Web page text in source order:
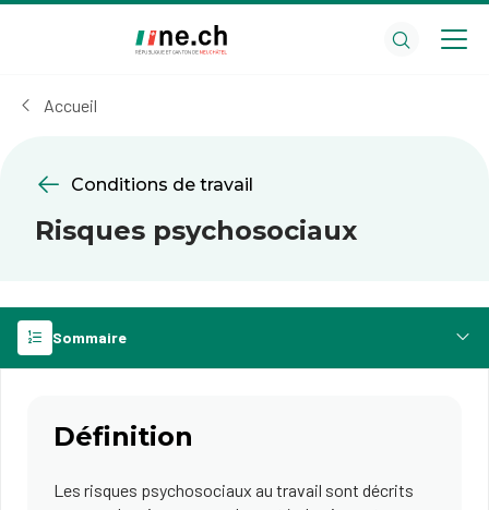
cookies
Accueil
Conditions de travail
Risques psychosociaux
Sommaire
Définition
Les risques psychosociaux au travail sont décrits